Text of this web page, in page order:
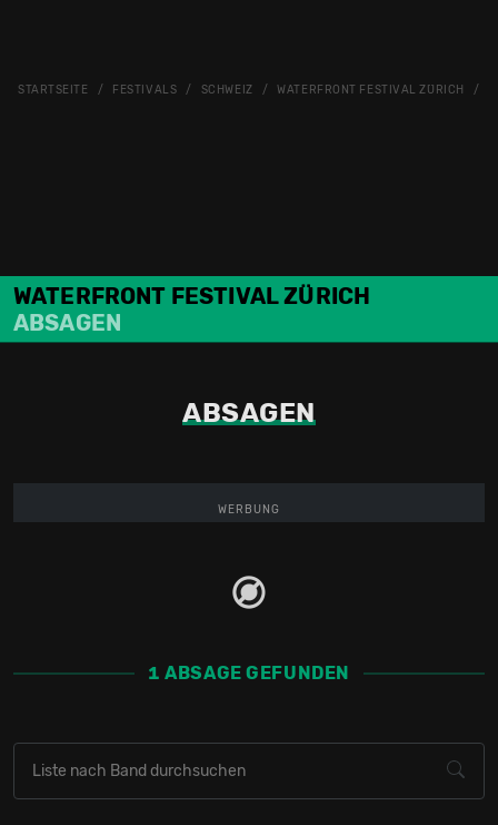
STARTSEITE FESTIVALS SCHWEIZ WATERFRONT FESTIVAL ZÜRICH
WATERFRONT FESTIVAL ZÜRICH
ABSAGEN
ABSAGEN
WERBUNG
1 ABSAGE GEFUNDEN